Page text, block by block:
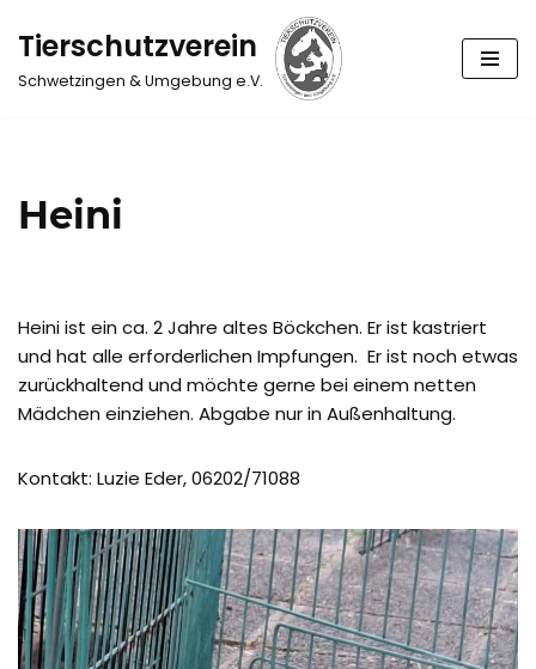
Zum
Inhalt
Tierschutzverein
Schwetzingen & Umgebung e.V.
Heini
Heini ist ein ca. 2 Jahre altes Böckchen. Er ist kastriert
und hat alle erforderlichen Impfungen. Er ist noch etwas
zurückhaltend und möchte gerne bei einem netten
Mädchen einziehen. Abgabe nur in Außenhaltung.
Kontakt: Luzie Eder, 06202/71088